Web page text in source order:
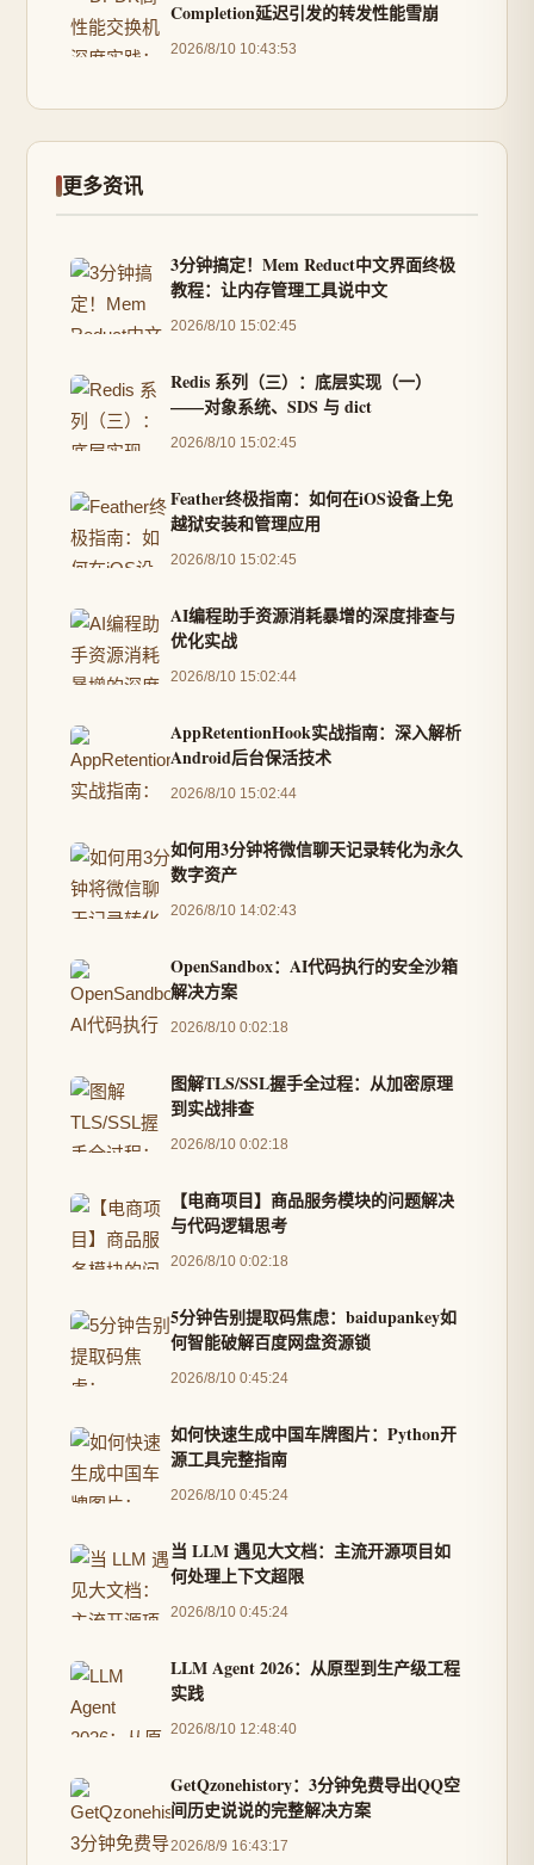
Completion延迟引发的转发性能雪崩
2026/8/10 10:43:53
更多资讯
3分钟搞定！Mem Reduct中文界面终极
教程：让内存管理工具说中文
2026/8/10 15:02:45
Redis 系列（三）：底层实现（一）
——对象系统、SDS 与 dict
2026/8/10 15:02:45
Feather终极指南：如何在iOS设备上免
越狱安装和管理应用
2026/8/10 15:02:45
AI编程助手资源消耗暴增的深度排查与
优化实战
2026/8/10 15:02:44
AppRetentionHook实战指南：深入解析
Android后台保活技术
2026/8/10 15:02:44
如何用3分钟将微信聊天记录转化为永久
数字资产
2026/8/10 14:02:43
OpenSandbox：AI代码执行的安全沙箱
解决方案
2026/8/10 0:02:18
图解TLS/SSL握手全过程：从加密原理
到实战排查
2026/8/10 0:02:18
【电商项目】商品服务模块的问题解决
与代码逻辑思考
2026/8/10 0:02:18
5分钟告别提取码焦虑：baidupankey如
何智能破解百度网盘资源锁
2026/8/10 0:45:24
如何快速生成中国车牌图片：Python开
源工具完整指南
2026/8/10 0:45:24
当 LLM 遇见大文档：主流开源项目如
何处理上下文超限
2026/8/10 0:45:24
LLM Agent 2026：从原型到生产级工程
实践
2026/8/10 12:48:40
GetQzonehistory：3分钟免费导出QQ空
间历史说说的完整解决方案
2026/8/9 16:43:17